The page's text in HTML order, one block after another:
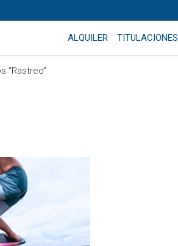
ALQUILER TITULACIONES
“Rastreo”